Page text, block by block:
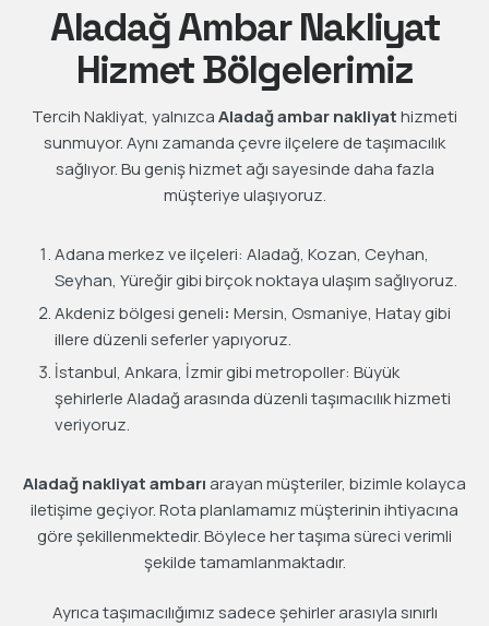
Aladağ Ambar Nakliyat
Hizmet Bölgelerimiz
Tercih Nakliyat, yalnızcaAladağ ambar nakliyathizmeti
sunmuyor. Aynı zamanda çevre ilçelere de taşımacılık
sağlıyor. Bu geniş hizmet ağı sayesinde daha fazla
müşteriye ulaşıyoruz.
Adana merkez ve ilçeleri: Aladağ, Kozan, Ceyhan,
Seyhan, Yüreğir gibi birçok noktaya ulaşım sağlıyoruz.
Akdeniz bölgesi geneli: Mersin, Osmaniye, Hatay gibi
illere düzenli seferler yapıyoruz.
İstanbul, Ankara, İzmir gibi metropoller: Büyük
şehirlerle Aladağ arasında düzenli taşımacılık hizmeti
veriyoruz.
Aladağ nakliyat ambarıarayan müşteriler, bizimle kolayca
iletişime geçiyor. Rota planlamamız müşterinin ihtiyacına
göre şekillenmektedir. Böylece her taşıma süreci verimli
şekilde tamamlanmaktadır.
Ayrıca taşımacılığımız sadece şehirler arasıyla sınırlı